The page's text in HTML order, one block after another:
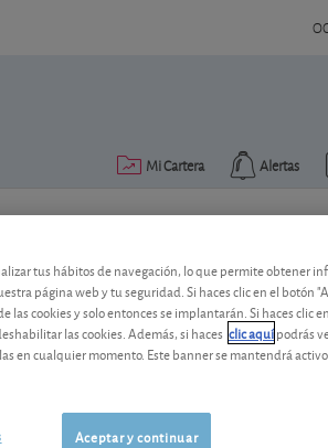
Alertas
Mi Cartera
16,45 EUR
0,015 EUR (0,09 %)
tus hábitos de navegación, lo que permite obtener
página web y tu seguridad. Si haces clic en el botón
cookies y solo entonces se implantarán. Si haces clic en
las cookies. Además, si haces clic aquípodrás
en cualquier momento. Este banner se mantendrá
Aceptar y continuar